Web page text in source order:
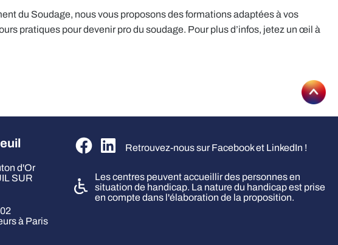
du Soudage, nous vous proposons des formations adaptées à vos
pratiques pour devenir pro du soudage. Pour plus d’infos, jetez un œil à
Aller
d'Or
SUR
à Paris
Suivez-nous sur Facebook
Suivez-nous sur Linkedin
Retrouvez-nous sur Facebook et LinkedIn !
Les centres peuvent accueillir des personnes en
situation de handicap. La nature du handicap est prise
en compte dans l'élaboration de la proposition.